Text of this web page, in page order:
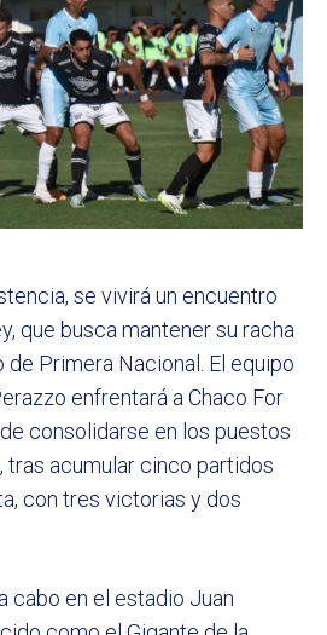
se vivirá un encuentro
que busca mantener su racha
Primera Nacional. El equipo
enfrentará a Chaco For
consolidarse en los puestos
tras acumular cinco partidos
con tres victorias y dos
cabo en el estadio Juan